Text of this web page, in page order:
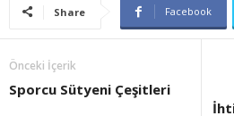
Share Facebook
Önceki İçerik
Sporcu Sütyeni Çeşitleri